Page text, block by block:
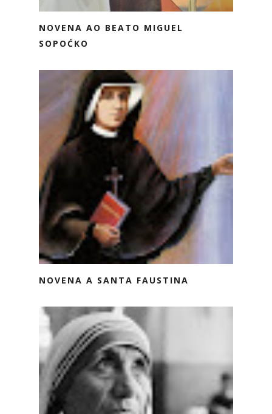
NOVENA AO BEATO MIGUEL
SOPOĆKO
NOVENA A SANTA FAUSTINA